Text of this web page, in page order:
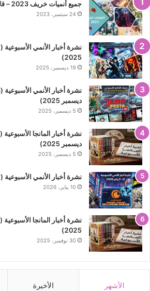
جميع أنميات خريف 2023 – قائمة كاملة
24 سبتمبر، 2023
2025)
19 ديسمبر، 2025
ديسمبر 2025)
5 ديسمبر، 2025
ديسمبر 2025)
5 ديسمبر، 2025
نشرة أخبار الأنمي الأسبوعية (2 – 9 يناير 2026)
10 يناير، 2026
2025)
30 نوفمبر، 2025
الأشهر الأخيرة